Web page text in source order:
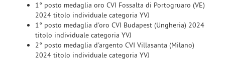
1° posto medaglia oro CVI Fossalta di Portogruaro (VE)
2024 titolo individuale categoria YVJ
1° posto medaglia d'oro CVI Budapest (Ungheria) 2024
titolo individuale categoria YVJ
2° posto medaglia d'argento CVI Villasanta (Milano)
2024 titolo individuale categoria YVJ